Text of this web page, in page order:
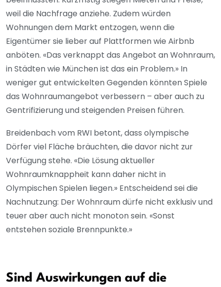
weil die Nachfrage anziehe. Zudem würden
Wohnungen dem Markt entzogen, wenn die
Eigentümer sie lieber auf Plattformen wie Airbnb
anböten. «Das verknappt das Angebot an Wohnraum,
in Städten wie München ist das ein Problem.» In
weniger gut entwickelten Gegenden könnten Spiele
das Wohnraumangebot verbessern – aber auch zu
Gentrifizierung und steigenden Preisen führen.
Breidenbach vom RWI betont, dass olympische
Dörfer viel Fläche bräuchten, die davor nicht zur
Verfügung stehe. «Die Lösung aktueller
Wohnraumknappheit kann daher nicht in
Olympischen Spielen liegen.» Entscheidend sei die
Nachnutzung: Der Wohnraum dürfe nicht exklusiv und
teuer aber auch nicht monoton sein. «Sonst
entstehen soziale Brennpunkte.»
Sind Auswirkungen auf die